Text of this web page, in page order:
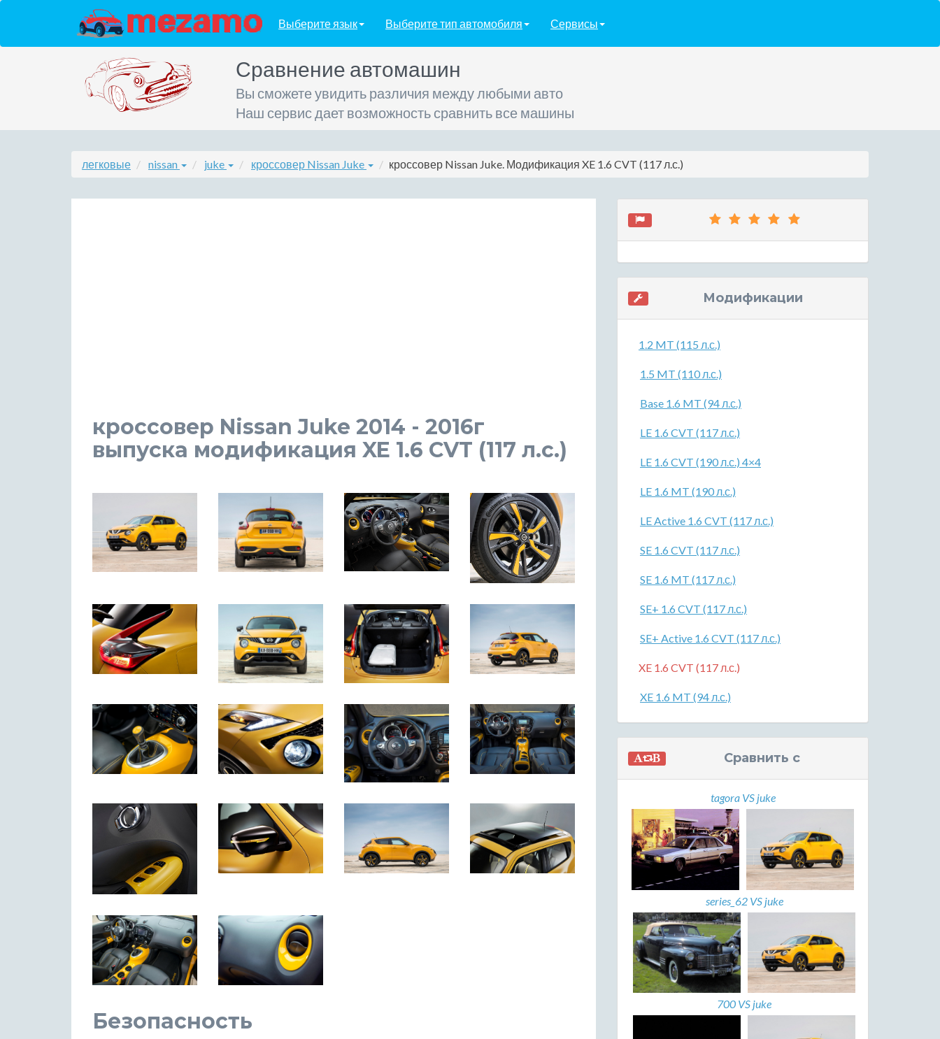
Выберите язык Выберите тип автомобиля Сервисы
Сравнение автомашин
Вы сможете увидить различия между любыми авто
Наш сервис дает возможность сравнить все машины
легковые nissan juke кроссовер Nissan Juke кроссовер Nissan Juke. Модификация XE 1.6 CVT (117 л.с.)
кроссовер Nissan Juke 2014 - 2016г
выпуска модификация XE 1.6 CVT (117 л.с.)
Безопасность
Модификации
1.2 MT (115 л.с.)
1.5 MT (110 л.с.)
Base 1.6 MT (94 л.с.)
LE 1.6 CVT (117 л.с.)
LE 1.6 CVT (190 л.с.) 4×4
LE 1.6 MT (190 л.с.)
LE Active 1.6 CVT (117 л.с.)
SE 1.6 CVT (117 л.с.)
SE 1.6 MT (117 л.с.)
SE+ 1.6 CVT (117 л.с.)
SE+ Active 1.6 CVT (117 л.с.)
XE 1.6 CVT (117 л.с.)
XE 1.6 MT (94 л.с.)
Сравнить с
tagora VS juke
series_62 VS juke
700 VS juke